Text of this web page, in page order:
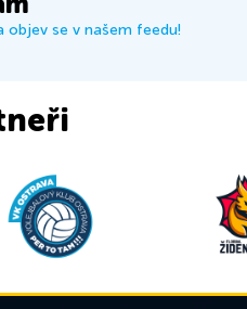
objev se v našem feedu!